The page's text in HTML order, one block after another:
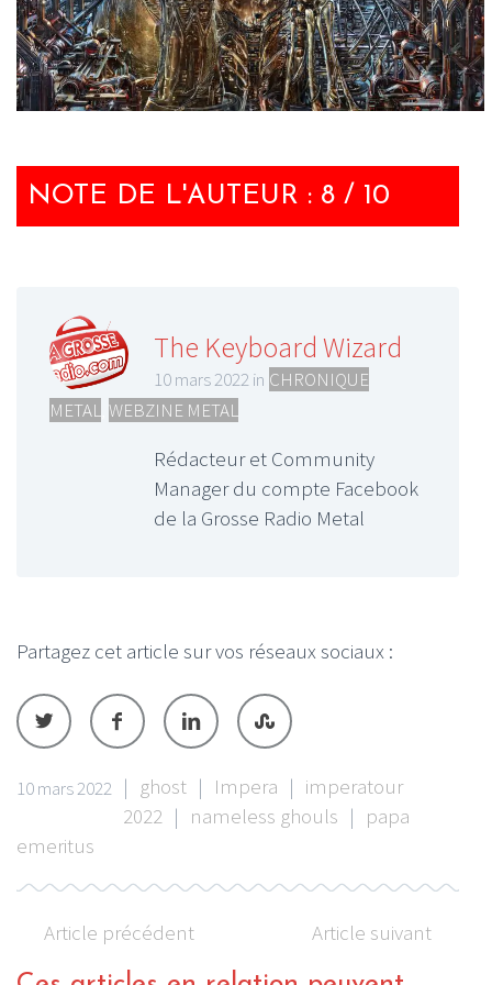
NOTE DE L'AUTEUR : 8 / 10
The Keyboard Wizard
10 mars 2022 in CHRONIQUE
METAL WEBZINE METAL
Rédacteur et Community
Manager du compte Facebook
de la Grosse Radio Metal
Partagez cet article sur vos réseaux sociaux :
10 mars 2022 | ghost | Impera | imperatour
2022 | nameless ghouls | papa
emeritus
Article précédent Article suivant